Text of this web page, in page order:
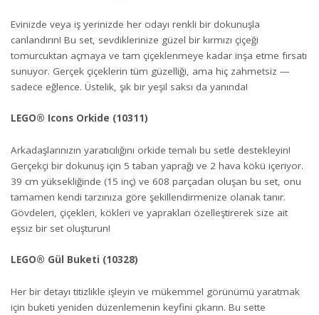
Evinizde veya iş yerinizde her odayı renkli bir dokunuşla
canlandırın! Bu set, sevdiklerinize güzel bir kırmızı çiçeği
tomurcuktan açmaya ve tam çiçeklenmeye kadar inşa etme fırsatı
sunuyor. Gerçek çiçeklerin tüm güzelliği, ama hiç zahmetsiz —
sadece eğlence. Üstelik, şık bir yeşil saksı da yanında!
LEGO® Icons Orkide (10311)
Arkadaşlarınızın yaratıcılığını orkide temalı bu setle destekleyin!
Gerçekçi bir dokunuş için 5 taban yaprağı ve 2 hava kökü içeriyor.
39 cm yüksekliğinde (15 inç) ve 608 parçadan oluşan bu set, onu
tamamen kendi tarzınıza göre şekillendirmenize olanak tanır.
Gövdeleri, çiçekleri, kökleri ve yaprakları özelleştirerek size ait
eşsiz bir set oluşturun!
LEGO® Gül Buketi (10328)
Her bir detayı titizlikle işleyin ve mükemmel görünümü yaratmak
için buketi yeniden düzenlemenin keyfini çıkarın. Bu sette